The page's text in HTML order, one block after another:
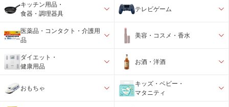
キッチン用品・
食器・調理器具
テレビゲーム
医薬品・コンタクト・介護用
品
美容・コスメ・香水
ダイエット・
健康用品
お酒・洋酒
おもちゃ
キッズ・ベビー・
マタニティ